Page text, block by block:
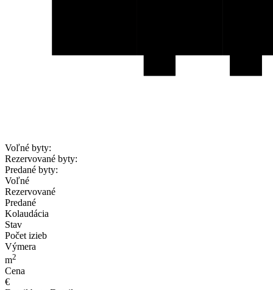
Voľné byty:
Rezervované byty:
Predané byty:
Voľné
Rezervované
Predané
Kolaudácia
Stav
Počet izieb
Výmera
m2
Cena
€